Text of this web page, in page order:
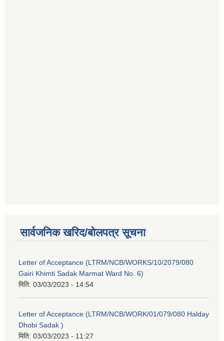
सार्वजनिक खरिद/बोलपत्र सूचना
Letter of Acceptance (LTRM/NCB/WORKS/10/2079/080
Gairi Khimti Sadak Marmat Ward No. 6)
मिति: 03/03/2023 - 14:54
Letter of Acceptance (LTRM/NCB/WORK/01/079/080 Halday
Dhobi Sadak )
मिति: 03/03/2023 - 11:27